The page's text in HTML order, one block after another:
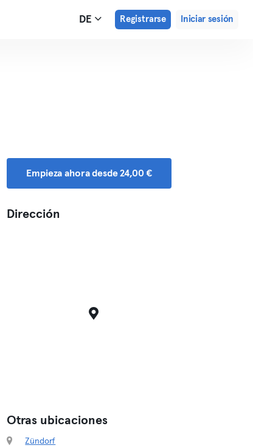
DE Registrarse Iniciar sesión
Empieza ahora desde 24,00 €
Dirección
Otras ubicaciones
Zündorf